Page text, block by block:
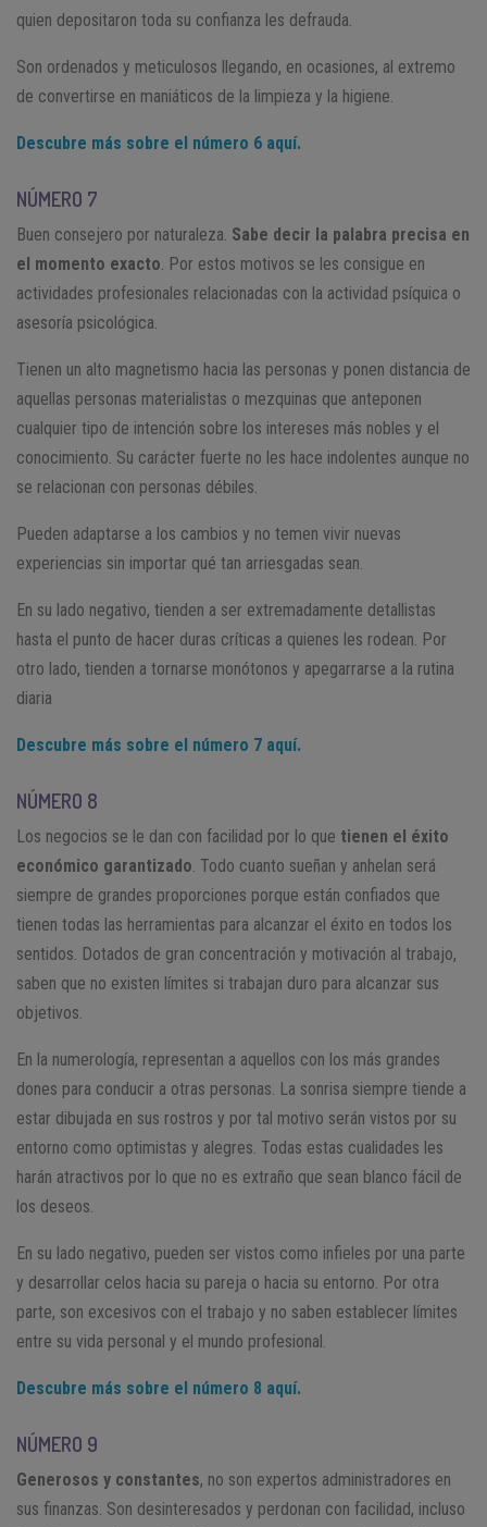
quien depositaron toda su confianza les defrauda.
Son ordenados y meticulosos llegando, en ocasiones, al extremo
de convertirse en maniáticos de la limpieza y la higiene.
Descubre más sobre el número 6 aquí.
NÚMERO 7
Buen consejero por naturaleza. Sabe decir la palabra precisa en
el momento exacto. Por estos motivos se les consigue en
actividades profesionales relacionadas con la actividad psíquica o
asesoría psicológica.
Tienen un alto magnetismo hacia las personas y ponen distancia de
aquellas personas materialistas o mezquinas que anteponen
cualquier tipo de intención sobre los intereses más nobles y el
conocimiento. Su carácter fuerte no les hace indolentes aunque no
se relacionan con personas débiles.
Pueden adaptarse a los cambios y no temen vivir nuevas
experiencias sin importar qué tan arriesgadas sean.
En su lado negativo, tienden a ser extremadamente detallistas
hasta el punto de hacer duras críticas a quienes les rodean. Por
otro lado, tienden a tornarse monótonos y apegarrarse a la rutina
diaria
Descubre más sobre el número 7 aquí.
NÚMERO 8
Los negocios se le dan con facilidad por lo que tienen el éxito
económico garantizado. Todo cuanto sueñan y anhelan será
siempre de grandes proporciones porque están confiados que
tienen todas las herramientas para alcanzar el éxito en todos los
sentidos. Dotados de gran concentración y motivación al trabajo,
saben que no existen límites si trabajan duro para alcanzar sus
objetivos.
En la numerología, representan a aquellos con los más grandes
dones para conducir a otras personas. La sonrisa siempre tiende a
estar dibujada en sus rostros y por tal motivo serán vistos por su
entorno como optimistas y alegres. Todas estas cualidades les
harán atractivos por lo que no es extraño que sean blanco fácil de
los deseos.
En su lado negativo, pueden ser vistos como infieles por una parte
y desarrollar celos hacia su pareja o hacia su entorno. Por otra
parte, son excesivos con el trabajo y no saben establecer límites
entre su vida personal y el mundo profesional.
Descubre más sobre el número 8 aquí.
NÚMERO 9
Generosos y constantes, no son expertos administradores en
sus finanzas. Son desinteresados y perdonan con facilidad, incluso